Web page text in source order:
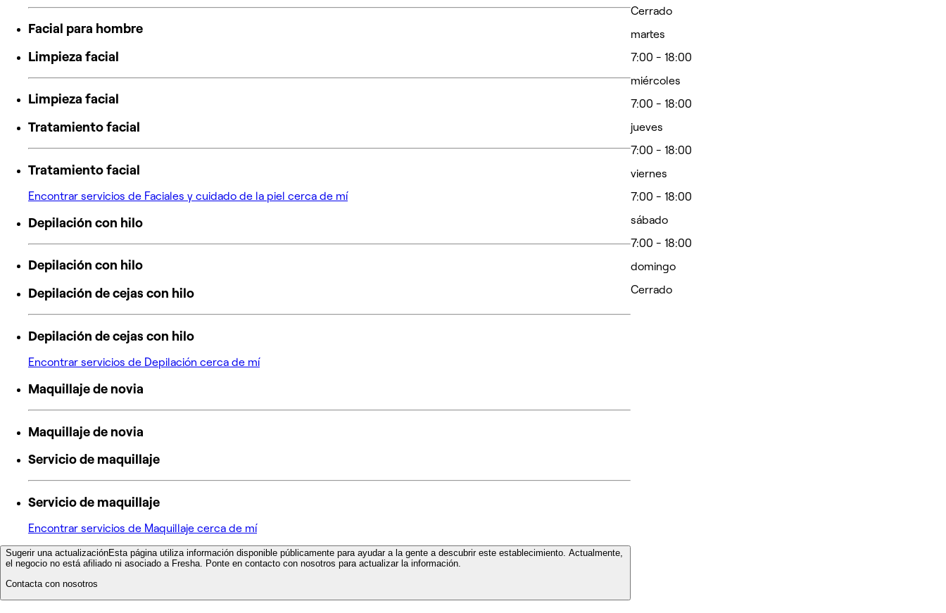
Facial para hombre
Limpieza facial
Limpieza facial
Tratamiento facial
Tratamiento facial
Encontrar servicios de Faciales y cuidado de la piel cerca de mí
Depilación con hilo
Depilación con hilo
Depilación de cejas con hilo
Depilación de cejas con hilo
Encontrar servicios de Depilación cerca de mí
Maquillaje de novia
Maquillaje de novia
Servicio de maquillaje
Servicio de maquillaje
Encontrar servicios de Maquillaje cerca de mí
Sugerir una actualizaciónEsta página utiliza información disponible públicamente para ayudar a la gente a descubrir este establecimiento. Actualmente,
el negocio no está afiliado ni asociado a Fresha. Ponte en contacto con nosotros para actualizar la información.
Contacta con nosotros
Cerrado
martes
7:00 - 18:00
miércoles
7:00 - 18:00
jueves
7:00 - 18:00
viernes
7:00 - 18:00
sábado
7:00 - 18:00
domingo
Cerrado